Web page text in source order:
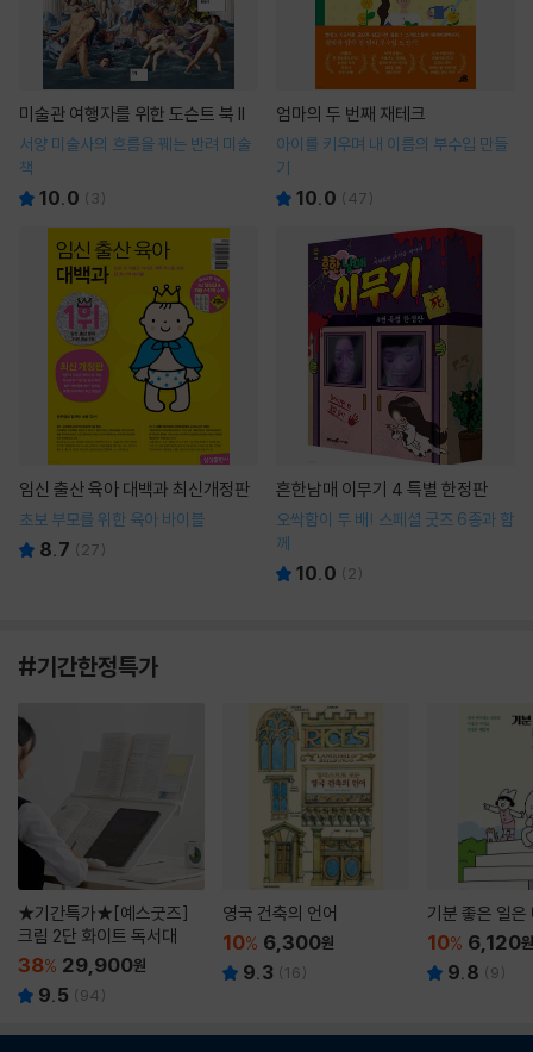
미술관 여행자를 위한 도슨트 북 II
서양 미술사의 흐름을 꿰는 반려 미술
책
10.0 ( 3)
엄마의 두 번째 재테크
아이를 키우며 내 이름의 부수입 만들
기
10.0 (47)
임신 출산 육아 대백과 최신개정판
초보 부모를 위한 육아 바이블
8.7 ( 27)
흔한남매 이무기 4 특별 한정판
오싹함이 두 배! 스페셜 굿즈 6종과 함
께
10.0 ( 2)
#기간한정특가
★기간특가★[예스굿즈]
크림 2단 화이트 독서대
38% 29,900원
9.5 (94)
영국 건축의 언어
10% 6,300원
9.3 (16)
기분 좋은 일은
10% 6,120원
9.8 (9)